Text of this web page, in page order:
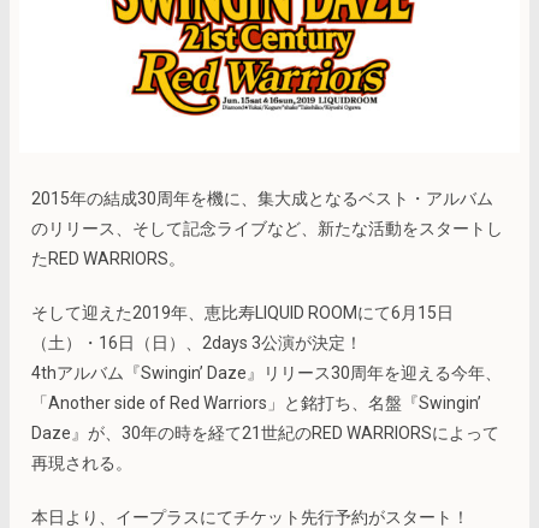
2015年の結成30周年を機に、集大成となるベスト・アルバム
のリリース、そして記念ライブなど、新たな活動をスタートし
たRED WARRIORS。
そして迎えた2019年、恵比寿LIQUID ROOMにて6月15日
（土）・16日（日）、2days 3公演が決定！
4thアルバム『Swingin’ Daze』リリース30周年を迎える今年、
「Another side of Red Warriors」と銘打ち、名盤『Swingin’
Daze』が、30年の時を経て21世紀のRED WARRIORSによって
再現される。
本日より、イープラスにてチケット先行予約がスタート！